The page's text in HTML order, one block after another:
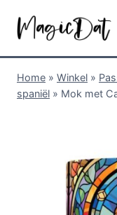
Home » Winkel »
spaniël » Mok met